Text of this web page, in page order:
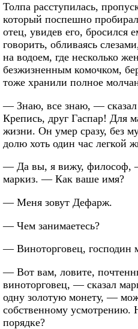
Толпа расступилась,
который поспешно
отец, увидев его, бросился
говорить, обливаясь
на водоем, где несколько
безжизненным комочком,
тоже хранили полное
— Знаю, все знаю, —
Крепись, друг Гаспар! Для
жизни. Он умер сразу, без
долю хоть один час легкой
— Да вы, я вижу, философ,
маркиз. — Как ваше имя?
— Меня зовут Дефарж.
— Чем занимаетесь?
— Виноторговец, господин
— Вот вам, ловите,
виноторговец, — сказал
одну золотую монету, —
собственному усмотрению.
порядке?